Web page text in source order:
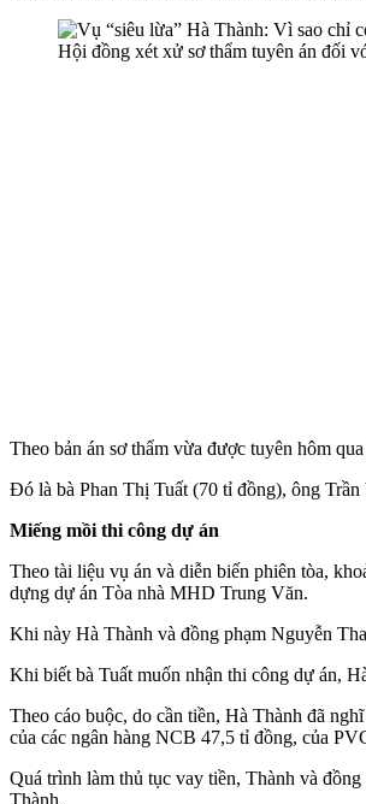
Hội đồng xét xử sơ thẩm tuyên án đối
Theo bản án sơ thẩm vừa được tuyên hôm
Đó là bà Phan Thị Tuất (70 tỉ đồng), ông
Miếng mồi thi công dự án
Theo tài liệu vụ án và diễn biến phiên tòa,
dựng dự án Tòa nhà MHD Trung Văn.
Khi này Hà Thành và đồng phạm Nguyễn
Khi biết bà Tuất muốn nhận thi công dự án,
Theo cáo buộc, do cần tiền, Hà Thành đã
của các ngân hàng NCB 47,5 tỉ đồng, của
Quá trình làm thủ tục vay tiền, Thành và
Thành.